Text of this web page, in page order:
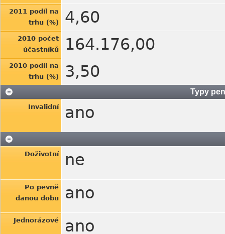
2011 podíl na
trhu (%)
4,60
2010 počet
účastníků
164.176,00
2010 podíl na
trhu (%)
3,50
Typy
Invalidní ano
Doživotní ne
Po pevně
danou dobu
ano
Jednorázové ano